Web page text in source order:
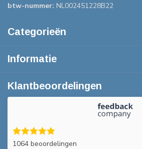
btw-nummer: NL002451228B22
Categorieën
Informatie
Klantbeoordelingen
1064 beoordelingen